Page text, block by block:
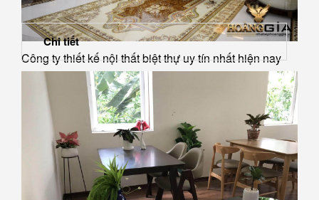
Công ty thiết kế nội thất biệt thự uy tín nhất hiện nay
Chi tiết